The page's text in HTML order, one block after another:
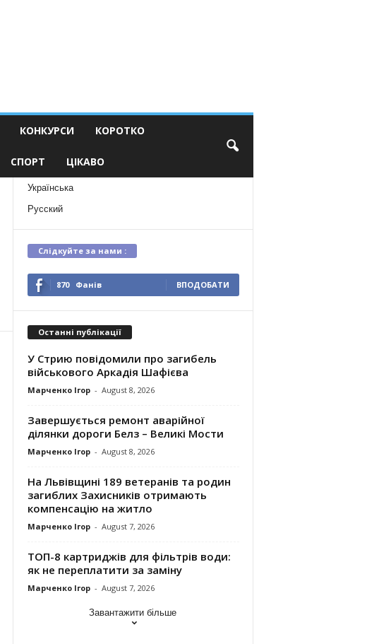
КОНКУРСИ КОРОТКО
СПОРТ ЦІКАВО
Українська
Русский
Слідкуйте за нами :
870 Фанів ВПОДОБАТИ
Останні публікації
У Стрию повідомили про загибель
військового Аркадія Шафієва
Марченко Ігор - August 8, 2026
Завершується ремонт аварійної
ділянки дороги Белз – Великі Мости
Марченко Ігор - August 8, 2026
На Львівщині 189 ветеранів та родин
загиблих Захисників отримають
компенсацію на житло
Марченко Ігор - August 7, 2026
ТОП-8 картриджів для фільтрів води:
як не переплатити за заміну
Марченко Ігор - August 7, 2026
Завантажити більше